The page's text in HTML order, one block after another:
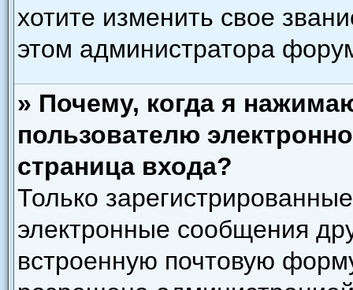
хотите изменить свое
этом администратора
» Почему, когда я
пользователю
страница входа?
Только
электронные сообщения
встроенную почтовую